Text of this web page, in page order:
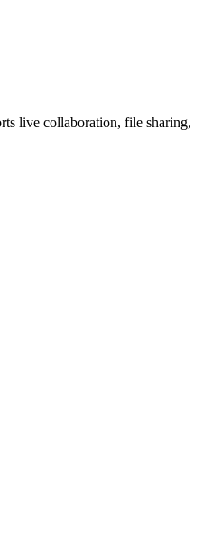
live collaboration, file sharing,